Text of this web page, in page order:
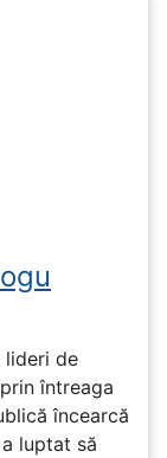
lideri de
întreaga
încearcă
luptat să